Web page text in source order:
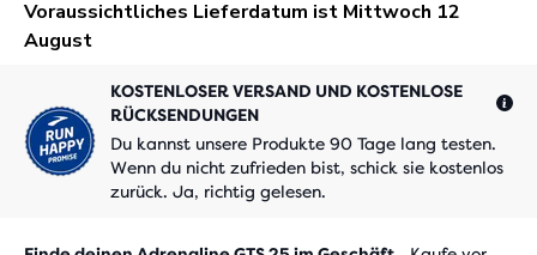
KOSTENLOSER VERSAND UND KOSTENLOSE
RÜCKSENDUNGEN
Du kannst unsere Produkte 90 Tage lang testen.
Wenn du nicht zufrieden bist, schick sie kostenlos
zurück. Ja, richtig gelesen.